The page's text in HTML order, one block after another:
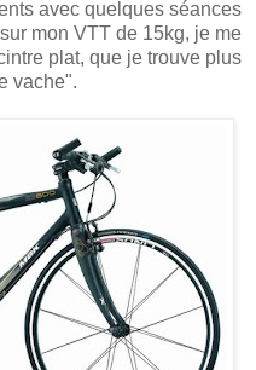
avec quelques séances
mon VTT de 15kg, je me
plat, que je trouve plus
vache".